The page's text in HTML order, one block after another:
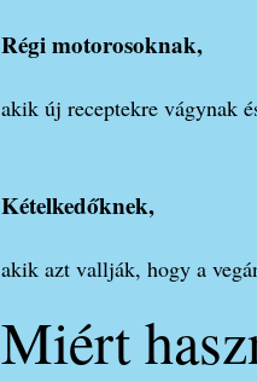
Régi motorosoknak,
akik új receptekre vágynak
Kételkedőknek,
akik azt vallják, hogy a
Miért